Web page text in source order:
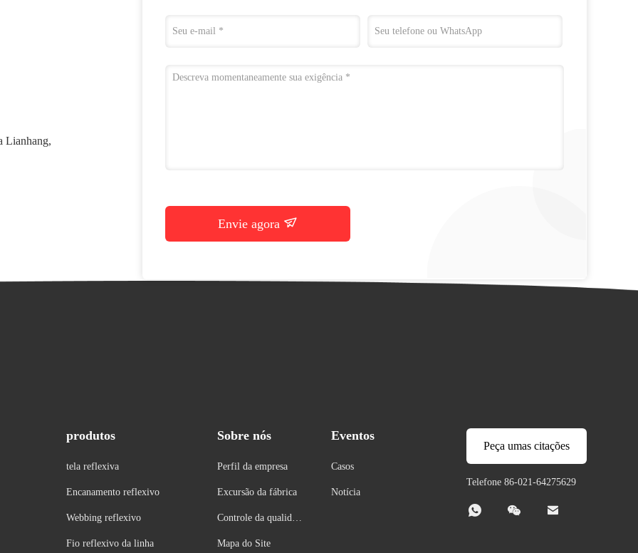
Lianhang,
Envie agora
produtos
tela reflexiva
Encanamento reflexivo
Webbing reflexivo
Fio reflexivo da linha
Sobre nós
Perfil da empresa
Excursão da fábrica
Controle da qualidad
Mapa do Site
Eventos
Casos
Notícia
Peça umas citações
Telefone 86-021-64275629
  